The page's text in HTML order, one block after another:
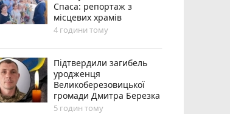
Спаса: репортаж з
місцевих храмів
4 години тому
Підтвердили загибель
уродженця
Великоберезовицької
громади Дмитра Березка
5 годин тому